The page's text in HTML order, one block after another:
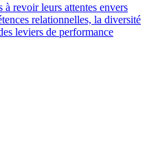
à revoir leurs attentes envers
relationnelles, la diversité
leviers de performance